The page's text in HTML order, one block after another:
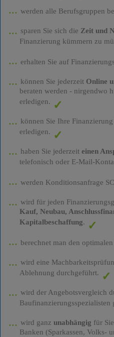
werden alle Berufsgruppen
sparen Sie sich die Zeit und
Finanzierung kümmern zu
erhalten Sie auf
können Sie jederzeit Online
beraten werden - nirgendwo
erledigen.
können Sie Ihre
erledigen.
haben Sie jederzeit einen
telefonisch oder E-Mail-
werden Konditionsanfrage
wird für jeden
Kauf, Neubau,
Kapitalbeschaffung.
berechnet man den
wird eine
Ablehnung durchgeführt.
wird der Angebotsvergleich
Baufinanzierungsspezialisten
wird ganz unabhängig für
Banken (Sparkassen, Volks-